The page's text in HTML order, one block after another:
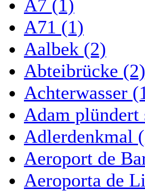
A7 (1)
A71 (1)
Aalbek (2)
Abteibrücke (2)
Achterwasser
Adam plündert
Adlerdenkmal
Aeroport de
Aeroporta de